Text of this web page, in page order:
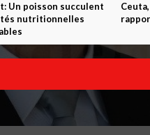
Un poisson succulent
nutritionnelles